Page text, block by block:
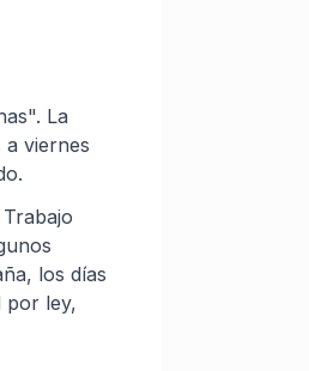
La
viernes
los días
por ley,